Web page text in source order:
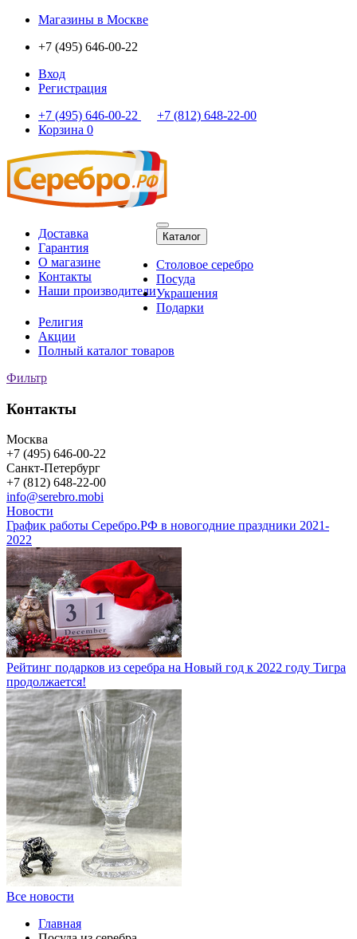
Магазины в Москве
+7 (495) 646-00-22
Вход
Регистрация
+7 (495) 646-00-22
+7 (812) 648-22-00
Корзина 0
Доставка
Гарантия
О магазине
Контакты
Наши производители
Каталог
Столовое серебро
Посуда
Украшения
Подарки
Религия
Акции
Полный каталог товаров
Фильтр
Контакты
Москва
+7 (495) 646-00-22
Санкт-Петербург
+7 (812) 648-22-00
info@serebro.mobi
Новости
График работы Серебро.РФ в новогодние праздники 2021-
2022
Рейтинг подарков из серебра на Новый год к 2022 году Тигра
продолжается!
Все новости
Главная